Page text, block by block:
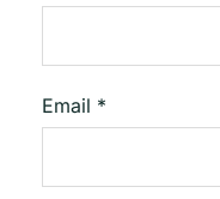
Email *